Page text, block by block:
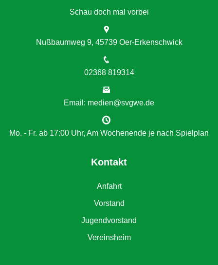
Schau doch mal vorbei
Nußbaumweg 9, 45739 Oer-Erkenschwick
02368 819314
Email: medien@svgwe.de
Mo. - Fr. ab 17:00 Uhr, Am Wochenende je nach Spielplan
Kontakt
Anfahrt
Vorstand
Jugendvorstand
Vereinsheim